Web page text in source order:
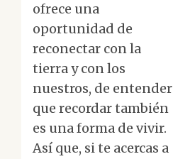
ofrece una
oportunidad de
reconectar con la
tierra y con los
nuestros, de entender
que recordar también
es una forma de vivir.
Así que, si te acercas a